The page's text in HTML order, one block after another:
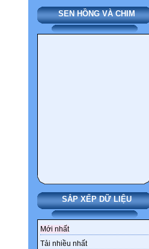
SEN HỒNG VÀ CHIM
SẮP XẾP DỮ LIỆU
Mới nhất
Tải nhiều nhất